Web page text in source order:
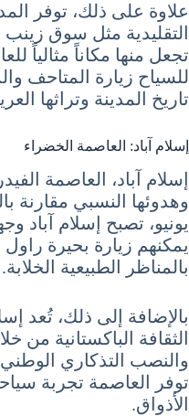
علاوة على ذلك، توفر
التقليدية مثل سوق زينب
تجعل منها مكاناً مثالياً
للسياح زيارة المتاحف
تاريخ المدينة وتراثها
إسلام آباد: العاصمة الخضراء
إسلام آباد، العاصمة
وهدوئها النسبي مقارنة
يونيو، تصبح إسلام آباد
يمكنهم زيارة بحيرة
بالمناظر الطبيعية الخلابة.
بالإضافة إلى ذلك، تُعد
الثقافة الباكستانية
والنصب التذكاري
توفر العاصمة تجربة
الأذواق.